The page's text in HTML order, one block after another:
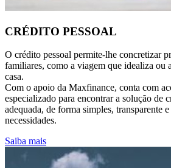
CRÉDITO PESSOAL
O crédito pessoal permite-lhe concretizar
familiares, como a viagem que idealiza ou
casa.
Com o apoio da Maxfinance, conta com
especializado para encontrar a solução de
adequada, de forma simples, transparente e
necessidades.
Saiba mais